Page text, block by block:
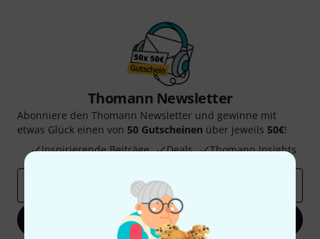
Thomann Newsletter
Abonniere den Thomann Newsletter und gewinne mit
etwas Glück einen von 50 Gutscheinen über jeweils 50€!
Inspirierende Beiträge
Deals Thomann Insights
Jetzt anmelden